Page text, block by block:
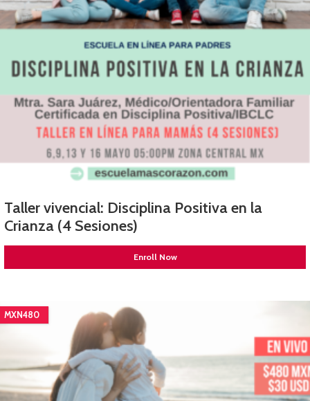
Taller vivencial: Disciplina Positiva en la
Crianza (4 Sesiones)
Enroll Now
MXN480